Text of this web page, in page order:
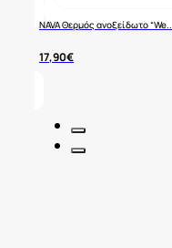
NAVA Θερμός ανοξείδωτο “We..
17,90€